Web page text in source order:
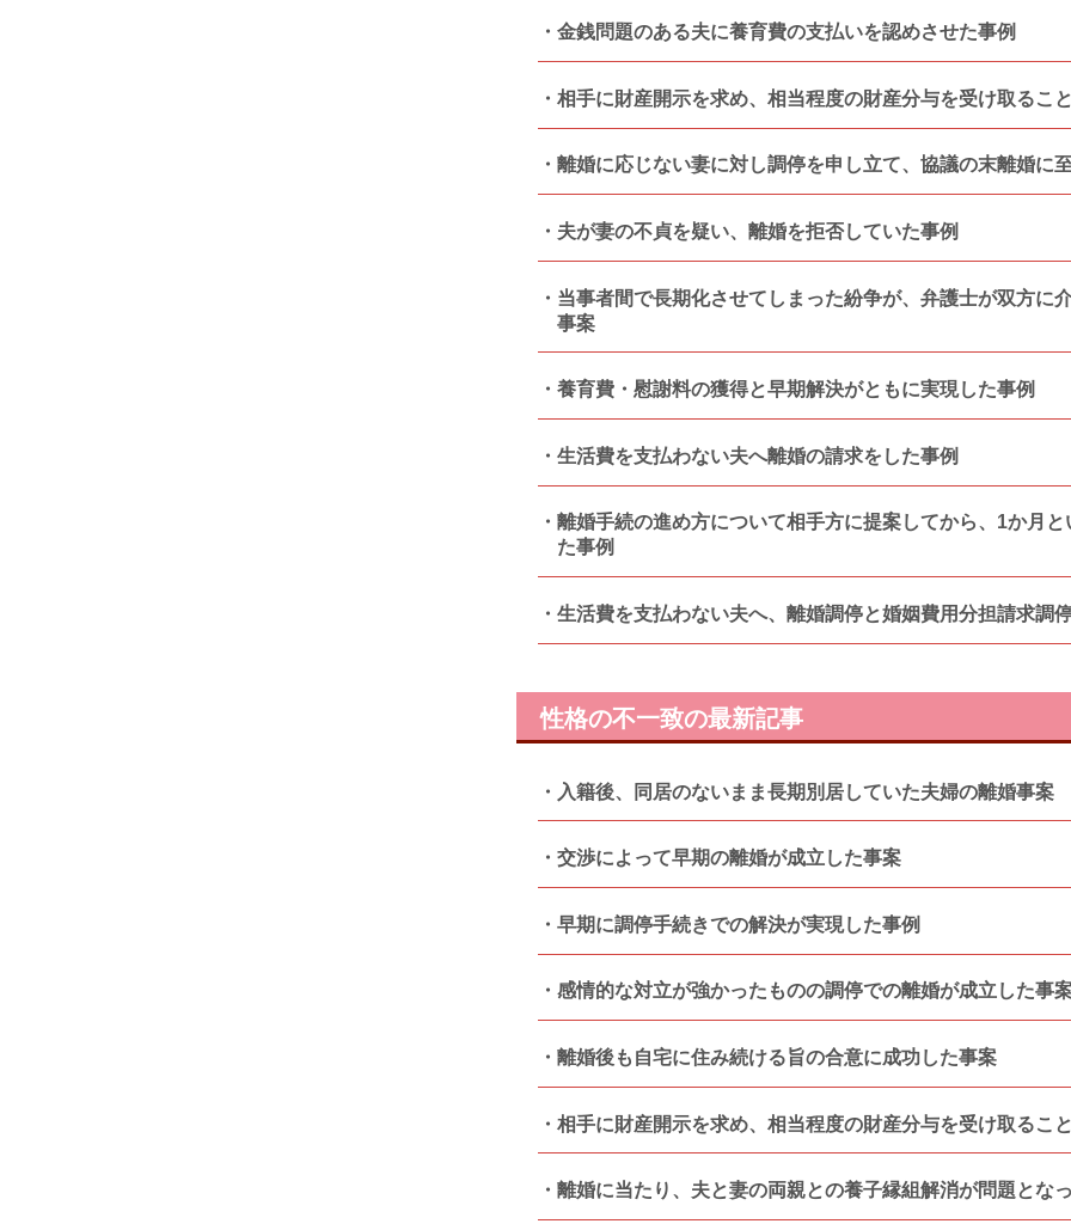
金銭問題のある夫に養育費の支払いを認めさせた事例
相手に財産開示を求め、相当程度の財産分与を受け取るこ
離婚に応じない妻に対し調停を申し立て、協議の末離婚に
夫が妻の不貞を疑い、離婚を拒否していた事例
当事者間で長期化させてしまった紛争が、弁護士が双方に
事案
養育費・慰謝料の獲得と早期解決がともに実現した事例
生活費を支払わない夫へ離婚の請求をした事例
離婚手続の進め方について相手方に提案してから、1か月
た事例
生活費を支払わない夫へ、離婚調停と婚姻費用分担請求調
性格の不一致の最新記事
入籍後、同居のないまま長期別居していた夫婦の離婚事案
交渉によって早期の離婚が成立した事案
早期に調停手続きでの解決が実現した事例
感情的な対立が強かったものの調停での離婚が成立した事
離婚後も自宅に住み続ける旨の合意に成功した事案
相手に財産開示を求め、相当程度の財産分与を受け取るこ
離婚に当たり、夫と妻の両親との養子縁組解消が問題とな